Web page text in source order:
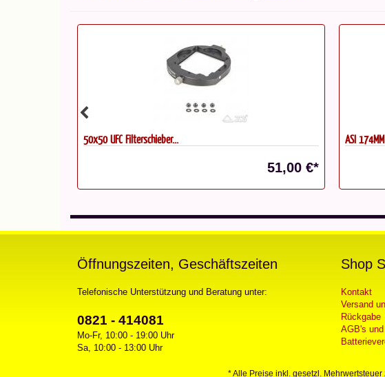
50x50 UFC Filterschieber...
51,00 €*
ASI
Öffnungszeiten, Geschäftszeiten
Telefonische Unterstützung und Beratung unter:
0821 - 414081
Mo-Fr, 10:00 - 19:00 Uhr
Sa, 10:00 - 13:00 Uhr
Shop
Kontakt
Versand
Rückgabe
AGB's
* Alle Preise inkl. gesetzl. Mehrwertsteuer